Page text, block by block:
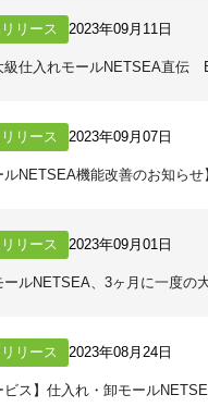
リース 2023年09月11日
級仕入れモールNETSEA直伝
リース 2023年09月07日
ルNETSEA機能改善のお知ら
リース 2023年09月01日
ールNETSEA、3ヶ月に一度の
リース 2023年08月24日
ビス】仕入れ・卸モール